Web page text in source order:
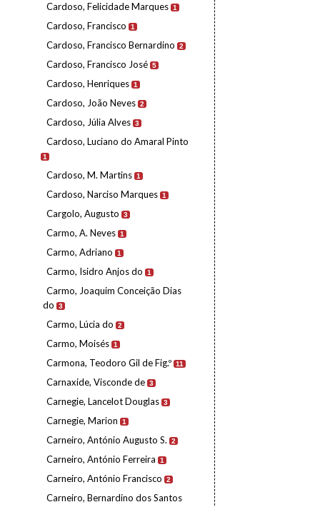
Cardoso, Felicidade Marques 1
Cardoso, Francisco 1
Cardoso, Francisco Bernardino 2
Cardoso, Francisco José 5
Cardoso, Henriques 1
Cardoso, João Neves 2
Cardoso, Júlia Alves 3
Cardoso, Luciano do Amaral Pinto
1
Cardoso, M. Martins 1
Cardoso, Narciso Marques 1
Cargolo, Augusto 3
Carmo, A. Neves 1
Carmo, Adriano 1
Carmo, Isidro Anjos do 1
Carmo, Joaquim Conceição Dias
do
3
Carmo, Lúcia do 2
Carmo, Moisés 1
Carmona, Teodoro Gil de Fig.º 11
Carnaxide, Visconde de 3
Carnegie, Lancelot Douglas 3
Carnegie, Marion 1
Carneiro, António Augusto S. 2
Carneiro, António Ferreira 1
Carneiro, António Francisco 2
Carneiro, Bernardino dos Santos